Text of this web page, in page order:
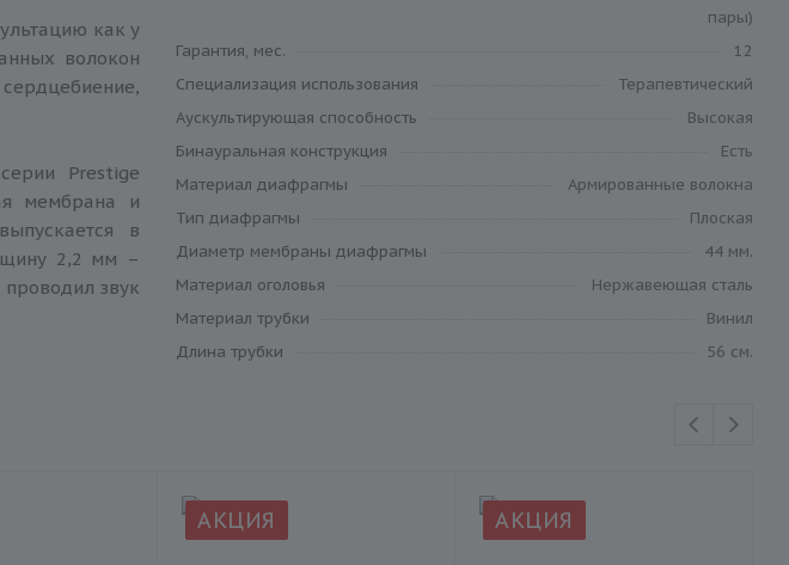
как у
волокон
Prestige
мембрана и
в
2,2 мм –
проводил звук
пары)
Гарантия, мес.
12
Специализация использования
Терапевтический
Аускультирующая способность
Высокая
Бинауральная конструкция
Есть
Материал диафрагмы
Армированные волокна
Тип диафрагмы
Плоская
Диаметр мембраны диафрагмы
44 мм.
Материал оголовья
Нержавеющая сталь
Материал трубки
Винил
Длина трубки
56 см.
АКЦИЯ АКЦИЯ